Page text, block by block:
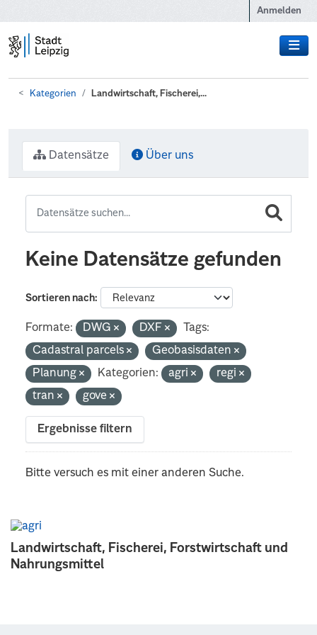
Anmelden
Kategorien Landwirtschaft, Fischerei,...
Landwirtschaft, Fischerei, Forstwirtschaft und
Nahrungsmittel
Datensätze Über uns
Keine Datensätze gefunden
Sortieren nach
Formate: DWG DXF
Tags:
Cadastral parcels
Geobasisdaten
Planung
Kategorien: agri
regi
tran
gove
Ergebnisse filtern
Bitte versuch es mit einer anderen Suche.